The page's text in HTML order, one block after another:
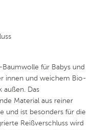
Baumwolle für Babys und
innen und weichem Bio-
Das
Material aus reiner
und ist besonders für die
Reißverschluss wird